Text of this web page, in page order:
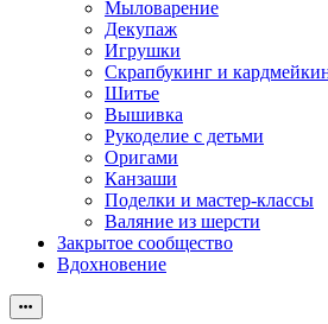
Мыловарение
Декупаж
Игрушки
Скрапбукинг и
Шитье
Вышивка
Рукоделие с детьми
Оригами
Канзаши
Поделки и мастер-классы
Валяние из шерсти
Закрытое сообщество
Вдохновение